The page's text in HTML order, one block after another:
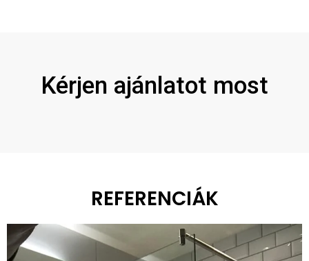
Kérjen ajánlatot most
REFERENCIÁK